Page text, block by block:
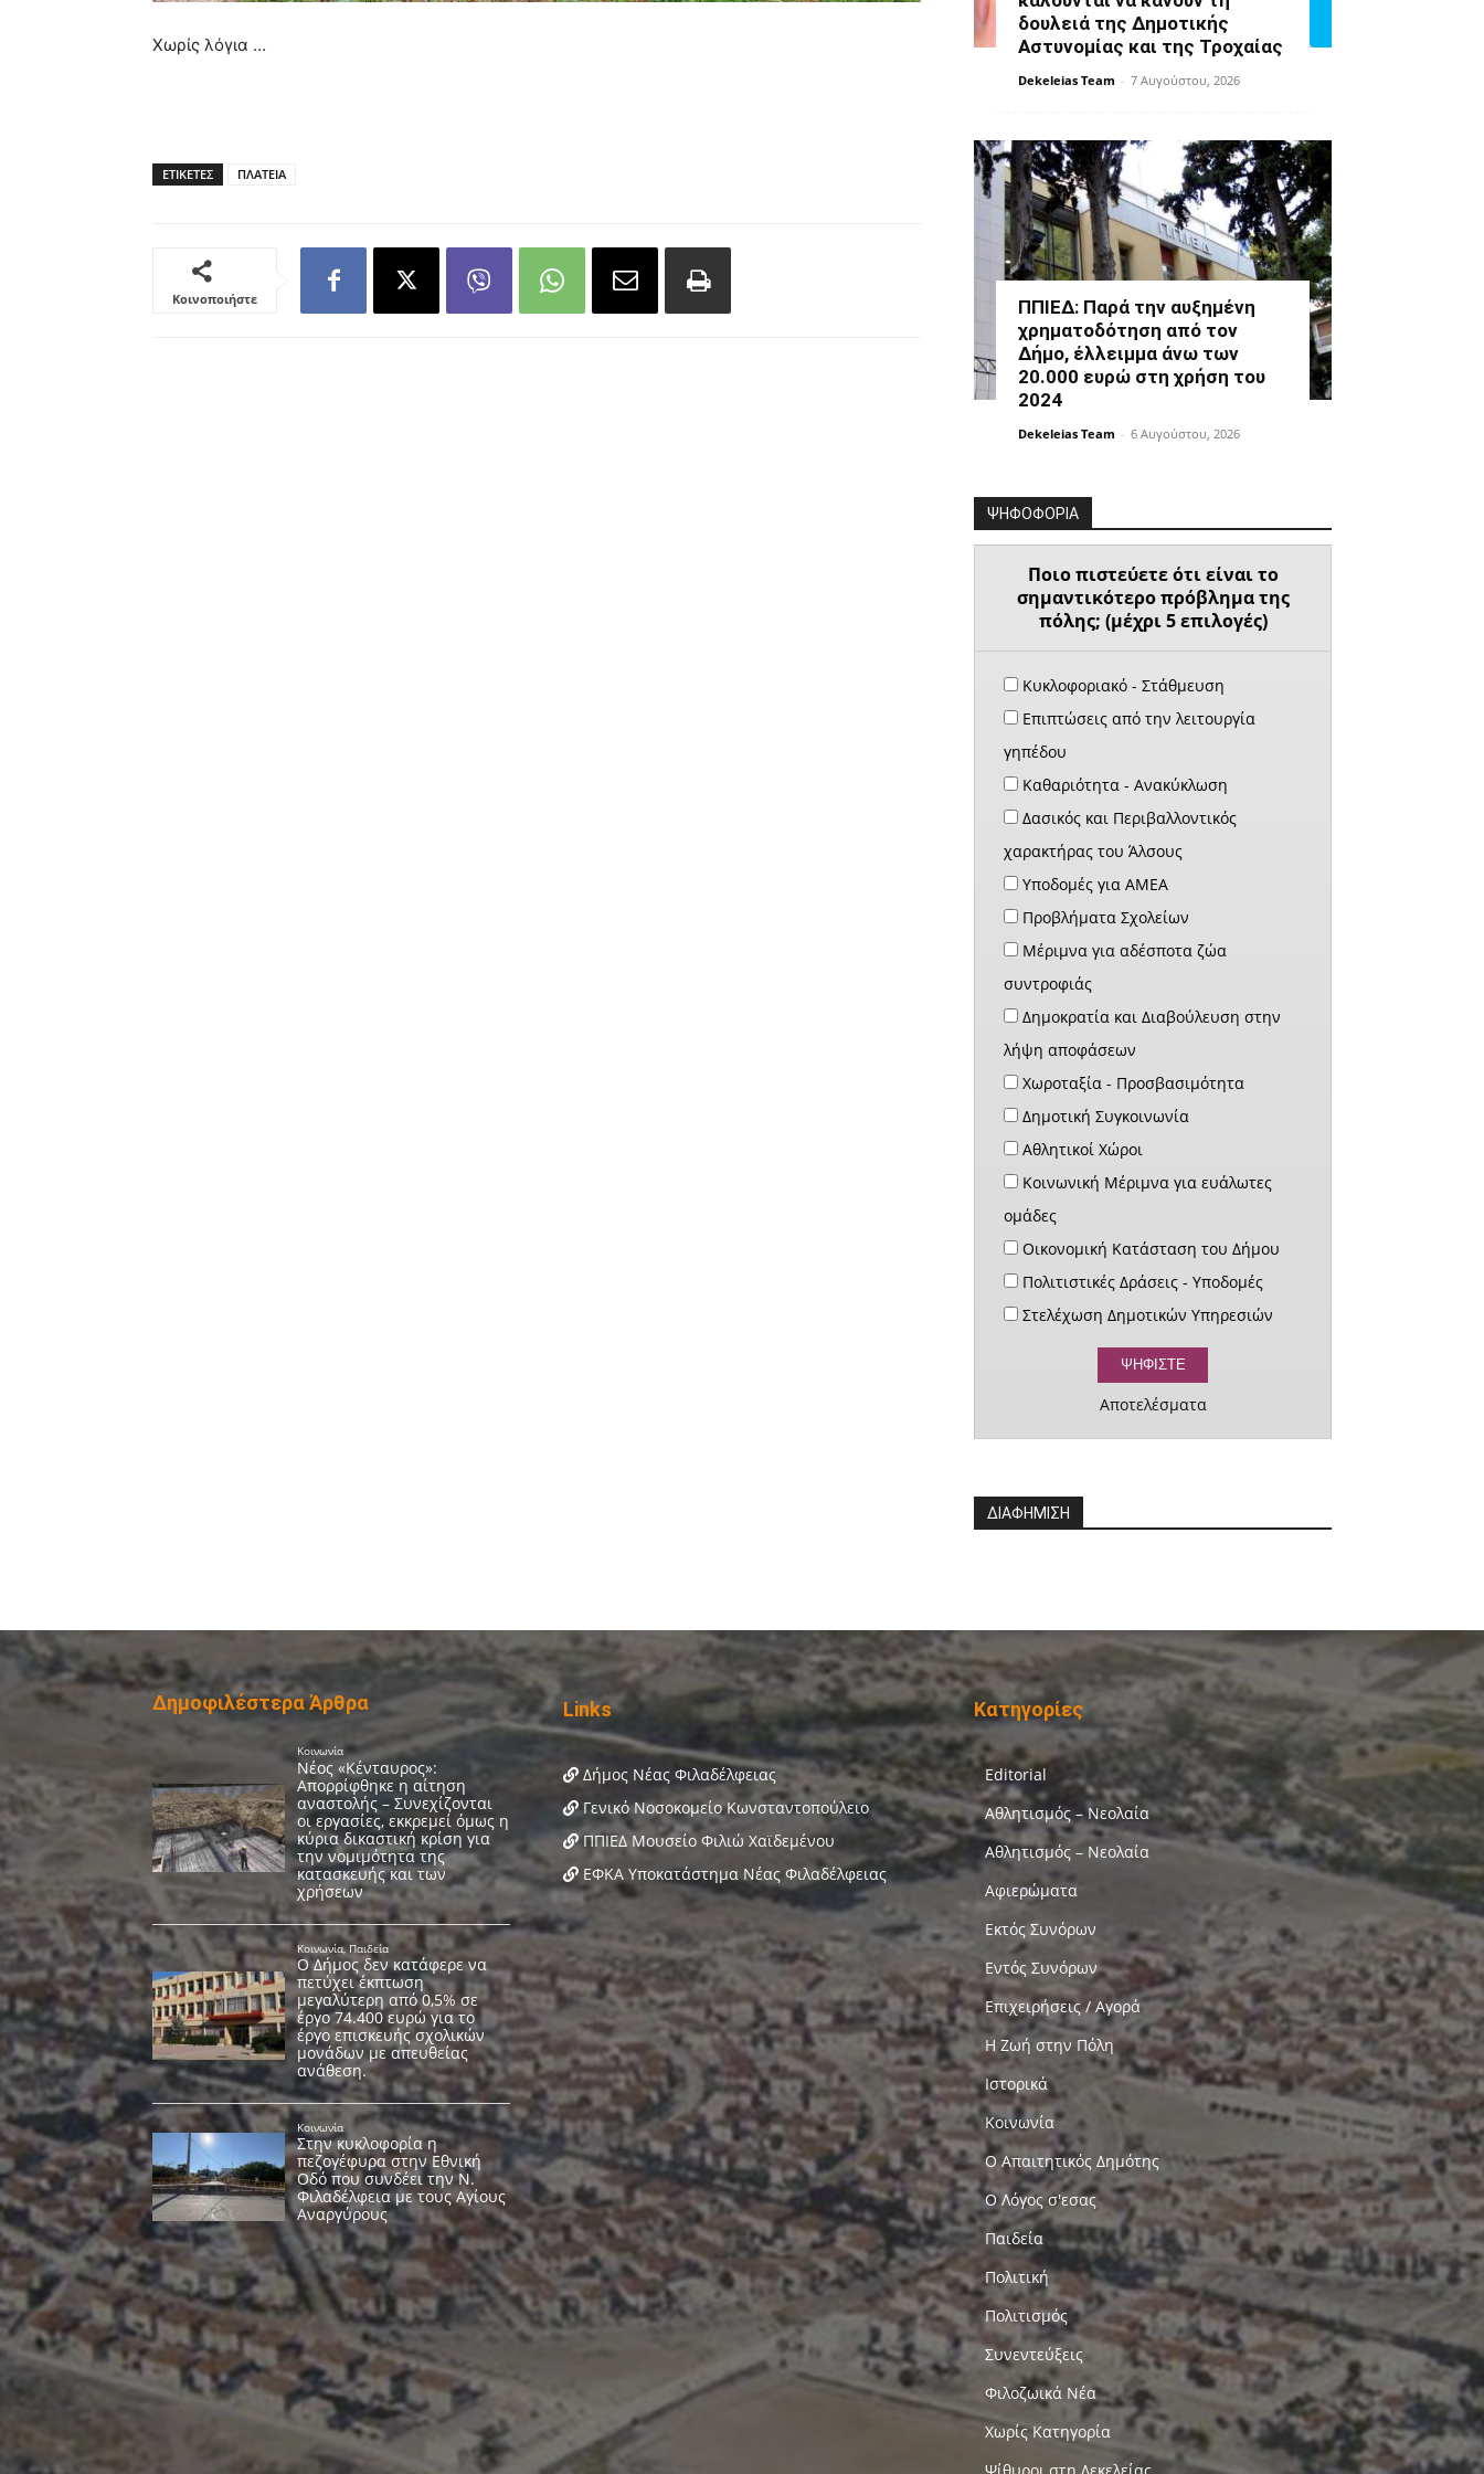
Χωρίς λόγια …
ΕΤΙΚΕΤΕΣ ΠΛΑΤΕΙΑ
Κοινοποιήστε
δουλειά της Δημοτικής
Αστυνομίας και της Τροχαίας
Dekeleias Team - 7 Αυγούστου, 2026
ΠΠΙΕΔ: Παρά την αυξημένη
χρηματοδότηση από τον
Δήμο, έλλειμμα άνω των
20.000 ευρώ στη χρήση του
2024
Dekeleias Team - 6 Αυγούστου, 2026
ΨΗΦΟΦΟΡΙΑ
Ποιο πιστεύετε ότι είναι το
σημαντικότερο πρόβλημα της
πόλης; (μέχρι 5 επιλογές)
Κυκλοφοριακό - Στάθμευση
Επιπτώσεις από την λειτουργία
γηπέδου
Καθαριότητα - Ανακύκλωση
Δασικός και Περιβαλλοντικός
χαρακτήρας του Άλσους
Υποδομές για ΑΜΕΑ
Προβλήματα Σχολείων
Μέριμνα για αδέσποτα ζώα
συντροφιάς
Δημοκρατία και Διαβούλευση στην
λήψη αποφάσεων
Χωροταξία - Προσβασιμότητα
Δημοτική Συγκοινωνία
Αθλητικοί Χώροι
Κοινωνική Μέριμνα για ευάλωτες
ομάδες
Οικονομική Κατάσταση του Δήμου
Πολιτιστικές Δράσεις - Υποδομές
Στελέχωση Δημοτικών Υπηρεσιών
Αποτελέσματα
ΔΙΑΦΗΜΙΣΗ
Δημοφιλέστερα Άρθρα Links
Δήμος Νέας Φιλαδέλφειας
Γενικό Νοσοκομείο Κωνσταντοπούλειο
ΠΠΙΕΔ Μουσείο Φιλιώ Χαϊδεμένου
ΕΦΚΑ Υποκατάστημα Νέας Φιλαδέλφειας
Κατηγορίες
Editorial
Αθλητισμός – Νεολαία
Αθλητισμός – Νεολαία
Αφιερώματα
Εκτός Συνόρων
Εντός Συνόρων
Επιχειρήσεις / Αγορά
Η Ζωή στην Πόλη
Ιστορικά
Κοινωνία
Ο Απαιτητικός Δημότης
Ο Λόγος σ'εσας
Παιδεία
Πολιτική
Πολιτισμός
Συνεντεύξεις
Φιλοζωικά Νέα
Χωρίς Κατηγορία